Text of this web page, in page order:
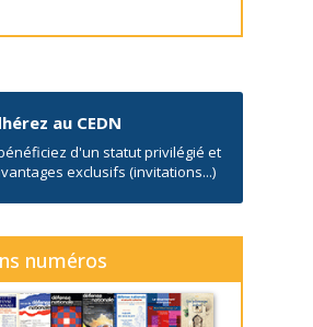
au CEDN
d'un statut privilégié et
exclusifs (invitations...)
numéros